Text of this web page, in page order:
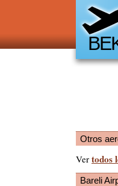
Otros
Ver todos
Bareli